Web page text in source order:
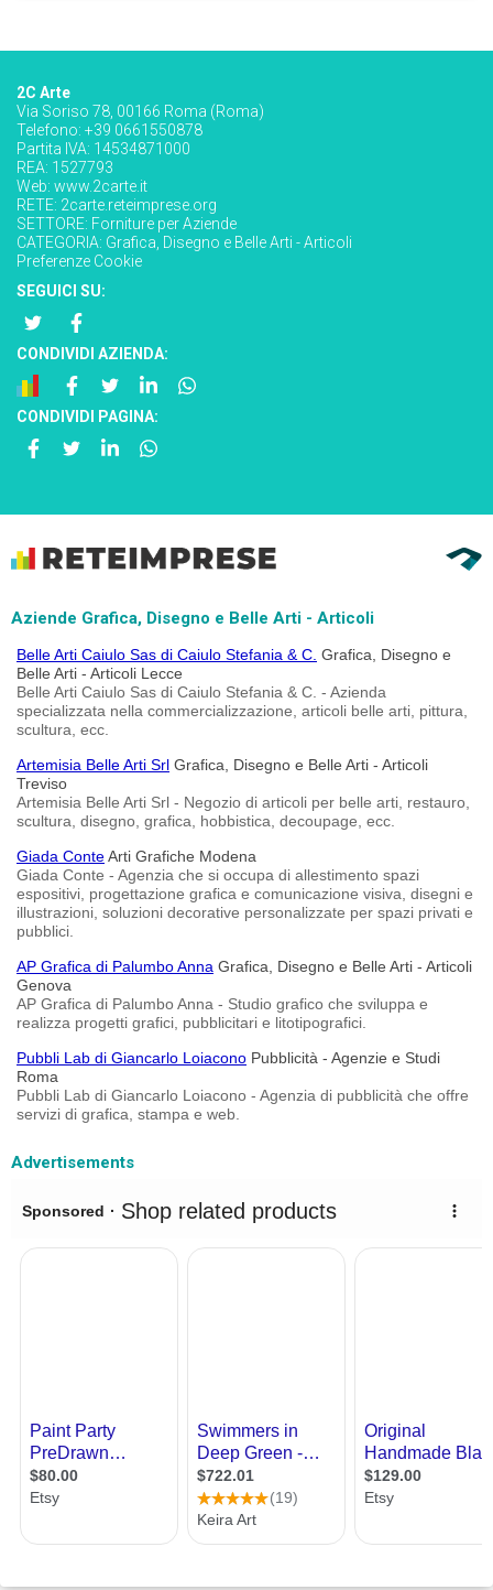
2C Arte
Via Soriso 78, 00166 Roma (Roma)
Telefono: +39 0661550878
Partita IVA: 14534871000
REA: 1527793
Web: www.2carte.it
RETE: 2carte.reteimprese.org
SETTORE: Forniture per Aziende
CATEGORIA: Grafica, Disegno e Belle Arti - Articoli
Preferenze Cookie
SEGUICI SU:
CONDIVIDI AZIENDA:
CONDIVIDI PAGINA:
Aziende Grafica, Disegno e Belle Arti - Articoli
Belle Arti Caiulo Sas di Caiulo Stefania & C. Grafica, Disegno e
Belle Arti - Articoli Lecce
Belle Arti Caiulo Sas di Caiulo Stefania & C. - Azienda
specializzata nella commercializzazione, articoli belle arti, pittura,
scultura, ecc.
Artemisia Belle Arti Srl Grafica, Disegno e Belle Arti - Articoli
Treviso
Artemisia Belle Arti Srl - Negozio di articoli per belle arti, restauro,
scultura, disegno, grafica, hobbistica, decoupage, ecc.
Giada ConteArti Grafiche Modena
Giada Conte - Agenzia che si occupa di allestimento spazi
espositivi, progettazione grafica e comunicazione visiva, disegni e
illustrazioni, soluzioni decorative personalizzate per spazi privati e
pubblici.
AP Grafica di Palumbo Anna Grafica, Disegno e Belle Arti - Articoli
Genova
AP Grafica di Palumbo Anna - Studio grafico che sviluppa e
realizza progetti grafici, pubblicitari e litotipografici.
Pubbli Lab di Giancarlo Loiacono Pubblicità - Agenzie e Studi
Roma
Pubbli Lab di Giancarlo Loiacono - Agenzia di pubblicità che offre
servizi di grafica, stampa e web.
Advertisements